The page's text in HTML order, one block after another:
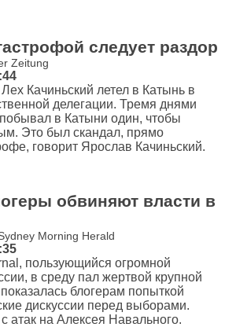
следует раздор
Zeitung
Качиньский летел в Катынь в
делегации. Тремя днями
в Катыни один, чтобы
Это был скандал, прямо
говорит Ярослав Качиньский.
обвиняют власти в
Morning Herald
пользующийся огромной
в среду пал жертвой крупной
блогерам попыткой
дискуссии перед выборами.
атак на Алексея Навального.